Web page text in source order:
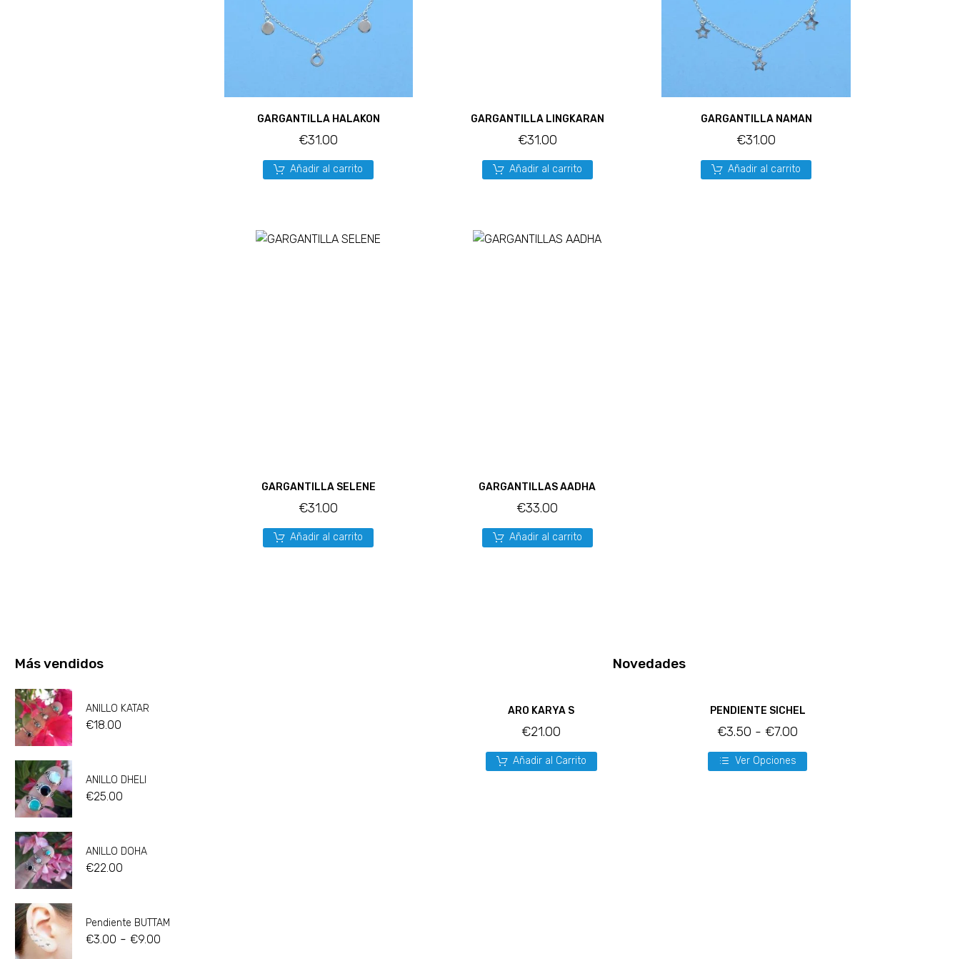
GARGANTILLA HALAKON
€31.00
Añadir al carrito
GARGANTILLA LINGKARAN
€31.00
Añadir al carrito
GARGANTILLA NAMAN
€31.00
Añadir al carrito
GARGANTILLA SELENE
€31.00
Añadir al carrito
GARGANTILLAS AADHA
€33.00
Añadir al carrito
Más vendidos
ANILLO KATAR
€18.00
ANILLO DHELI
€25.00
ANILLO DOHA
€22.00
Pendiente BUTTAM
€3.00 - €9.00
Novedades
ARO KARYA S
€21.00
Añadir al Carrito
PENDIENTE SICHEL
€3.50 - €7.00
Ver Opciones